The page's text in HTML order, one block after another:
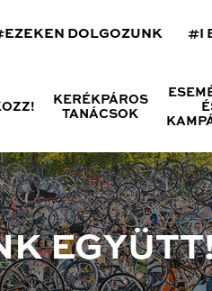
DOLGOZUNK #I
KERÉKPÁROS
TANÁCSOK